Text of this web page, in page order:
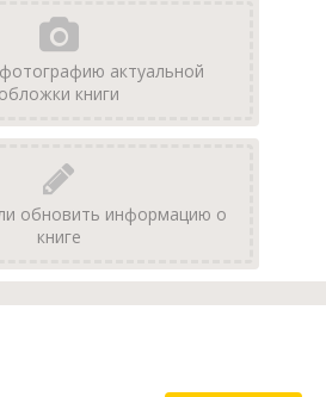
актуальной
обложки книги
обновить информацию о
книге